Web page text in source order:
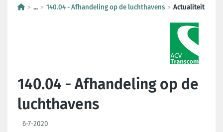
... 140.04 - Afhandeling op de luchthavens Actualiteit
140.04 - Afhandeling op de
luchthavens
6-7-2020